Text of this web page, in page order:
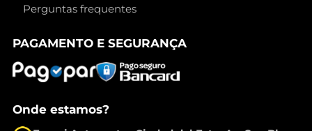
Perguntas frequentes
PAGAMENTO E SEGURANÇA
Onde estamos?